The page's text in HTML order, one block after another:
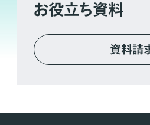
お役立ち資料
資料請